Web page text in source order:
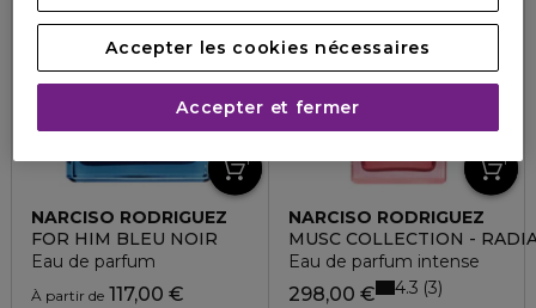
NARCISO RODRIGUEZ
FOR HIM BLEU NOIR
Eau de parfum
À partir de 117,00 €
NARCISO RODRIGUEZ
MUSC COLLECTION -
Eau de parfum intense
298,00 € 4.3 3
Accepter les cookies nécessaires
Accepter et fermer